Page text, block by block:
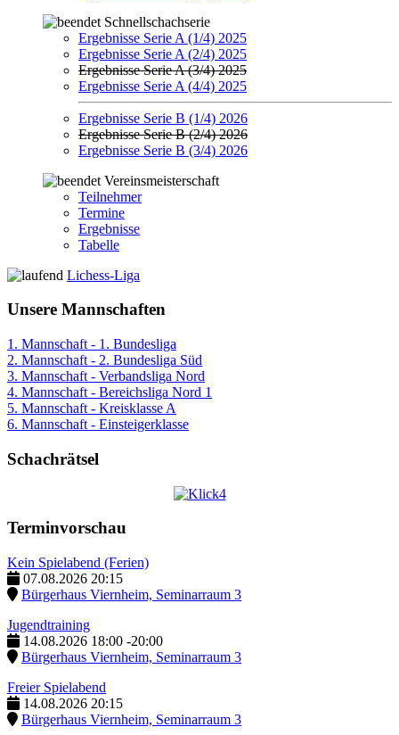
Schnellschachserie
Ergebnisse Serie A (1/4) 2025
Ergebnisse Serie A (2/4) 2025
Ergebnisse Serie A (3/4) 2025
Ergebnisse Serie A (4/4) 2025
Ergebnisse Serie B (1/4) 2026
Ergebnisse Serie B (2/4) 2026
Ergebnisse Serie B (3/4) 2026
Vereinsmeisterschaft
Teilnehmer
Termine
Ergebnisse
Tabelle
Lichess-Liga
Unsere Mannschaften
1. Mannschaft - 1. Bundesliga
2. Mannschaft - 2. Bundesliga Süd
3. Mannschaft - Verbandsliga Nord
4. Mannschaft - Bereichsliga Nord 1
5. Mannschaft - Kreisklasse A
6. Mannschaft - Einsteigerklasse
Schachrätsel
Terminvorschau
Kein Spielabend (Ferien)
07.08.2026 20:15
Bürgerhaus Viernheim, Seminarraum 3
Jugendtraining
14.08.2026 18:00 -20:00
Bürgerhaus Viernheim, Seminarraum 3
Freier Spielabend
14.08.2026 20:15
Bürgerhaus Viernheim, Seminarraum 3